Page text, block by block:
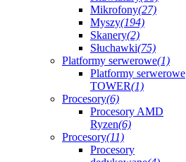
Mikrofony(27)
Myszy(194)
Skanery(2)
Słuchawki(75)
Platformy serwerowe(1)
Platformy serwerowe
TOWER(1)
Procesory(6)
Procesory AMD
Ryzen(6)
Procesory(11)
Procesory